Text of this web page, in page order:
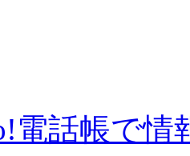
電話帳で情